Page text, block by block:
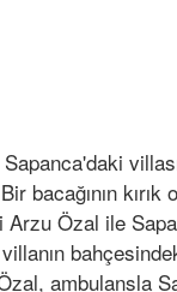
bacağının kırık
Özal ile
ambulansla